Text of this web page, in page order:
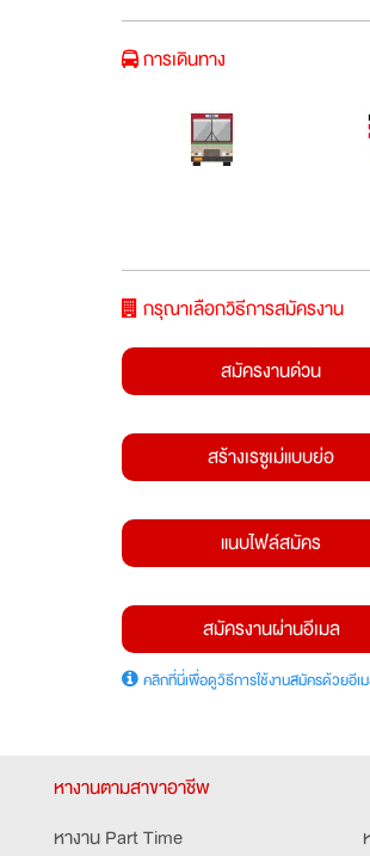
การเดินทาง
กรุณาเลือกวิธีการสมัครงาน
สมัครงานด่วน
สร้างเรซูเม่แบบย่อ
แนบไฟล์สมัคร
สมัครงานผ่านอีเมล
คลิกที่นี่เพื่อดูวิธีการใช้งานสมัครด้วยอีเ
หางานตามสาขาอาชีพ
หางาน Part Time